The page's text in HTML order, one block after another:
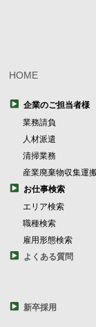
HOME
企業のご担当者様
業務請負
人材派遣
清掃業務
産業廃棄物収集運
お仕事検索
エリア検索
職種検索
雇用形態検索
よくある質問
新卒採用